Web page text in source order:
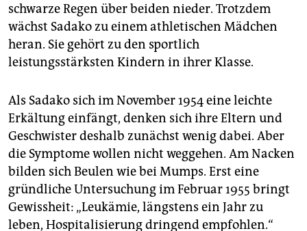
schwarze Regen über beiden nieder. Trotzdem
wächst Sadako zu einem athletischen Mädchen
heran. Sie gehört zu den sportlich
leistungsstärksten Kindern in ihrer Klasse.
Als Sadako sich im November 1954 eine leichte
Erkältung einfängt, denken sich ihre Eltern und
Geschwister deshalb zunächst wenig dabei. Aber
die Symptome wollen nicht weggehen. Am Nacken
bilden sich Beulen wie bei Mumps. Erst eine
gründliche Untersuchung im Februar 1955 bringt
Gewissheit: „Leukämie, längstens ein Jahr zu
leben, Hospitalisierung dringend empfohlen.“